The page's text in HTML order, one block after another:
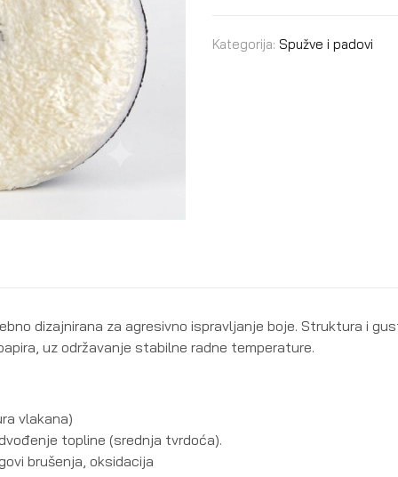
Kategorija: Spužve i padovi
dizajnirana za agresivno ispravljanje boje. Struktura i
uz održavanje stabilne radne temperature.
vlakana)
topline (srednja tvrdoća).
brušenja, oksidacija